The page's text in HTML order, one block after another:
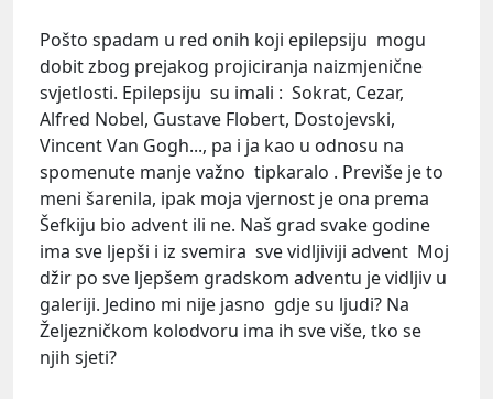
Pošto spadam u red onih koji epilepsiju mogu
dobit zbog prejakog projiciranja naizmjenične
svjetlosti. Epilepsiju su imali : Sokrat, Cezar,
Alfred Nobel, Gustave Flobert, Dostojevski,
Vincent Van Gogh..., pa i ja kao u odnosu na
spomenute manje važno tipkaralo . Previše je to
meni šarenila, ipak moja vjernost je ona prema
Šefkiju bio advent ili ne. Naš grad svake godine
ima sve ljepši i iz svemira sve vidljiviji advent Moj
džir po sve ljepšem gradskom adventu je vidljiv u
galeriji. Jedino mi nije jasno gdje su ljudi? Na
Željezničkom kolodvoru ima ih sve više, tko se
njih sjeti?